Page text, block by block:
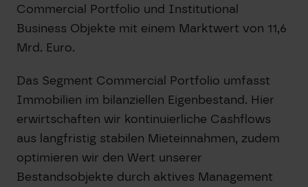
Commercial Portfolio und Institutional
Business Objekte mit einem Marktwert von 11,6
Mrd. Euro.
Das Segment Commercial Portfolio umfasst
Immobilien im bilanziellen Eigenbestand. Hier
erwirtschaften wir kontinuierliche Cashflows
aus langfristig stabilen Mieteinnahmen, zudem
optimieren wir den Wert unserer
Bestandsobjekte durch aktives Management